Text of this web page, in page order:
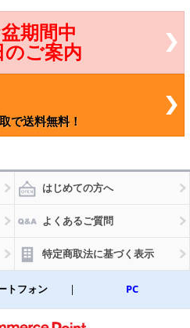
ー70 HZ
車用 19
期間中
ご案内
で送料無料！
はじめての方へ
よくあるご質問
特定商取法に基づく表示
トフォン | PC